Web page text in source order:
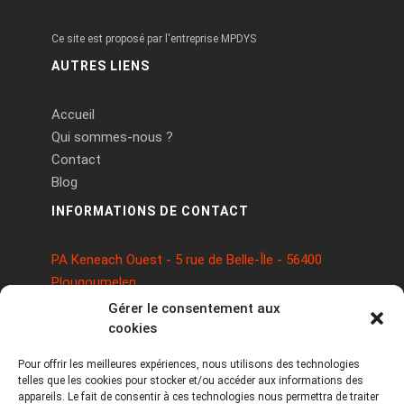
Gérer le consentement aux
cookies
Pour offrir les meilleures expériences, nous utilisons des technologies
telles que les cookies pour stocker et/ou accéder aux informations des
appareils. Le fait de consentir à ces technologies nous permettra de traiter
Ce site est proposé par l'entreprise MPDYS
AUTRES LIENS
Accueil
Qui sommes-nous ?
Contact
Blog
INFORMATIONS DE CONTACT
PA Keneach Ouest - 5 rue de Belle-Île - 56400
Plougoumelen
contact@logiciels-etiquettes.com
09 71 37 25 93